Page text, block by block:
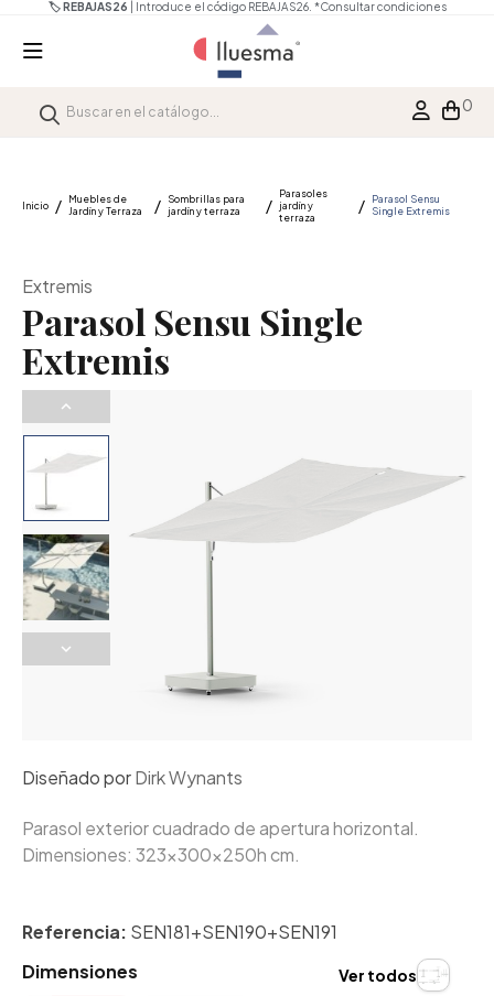
🏷️ REBAJAS26 | Introduce el código REBAJAS26. *Consultar condiciones
0
Inicio
Muebles de
Jardín y Terraza
Sombrillas para
jardín y terraza
Parasoles
jardín y
terraza
Parasol Sensu
Single Extremis
Extremis
Parasol Sensu Single
Extremis
Diseñado porDirk Wynants
Parasol exterior cuadrado de apertura horizontal.
Dimensiones: 323x300x250h cm.
Referencia: SEN181+SEN190+SEN191
Dimensiones
Ver todos